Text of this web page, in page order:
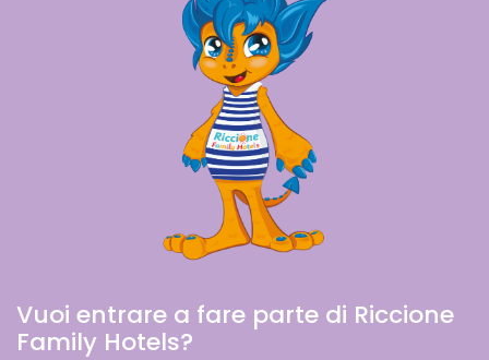
Vuoi entrare a fare parte di Riccione
Family Hotels?